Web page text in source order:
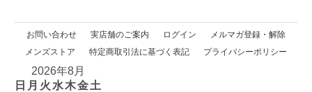
お問い合わせ 実店舗のご案内 ログイン
メルマガ登録・解除
メンズストア
特定商取引法に基づく表記 プライバシーポリシー
2026年8月
日 月 火 水木金土